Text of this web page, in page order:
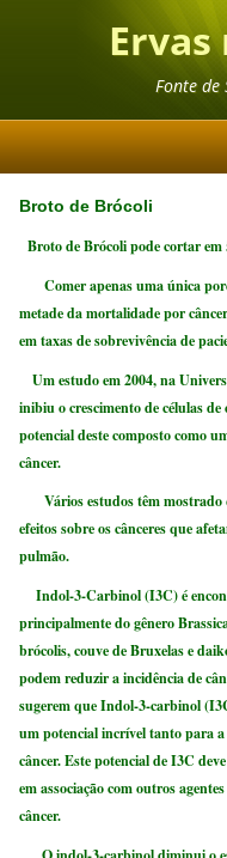
Fonte de
Broto de Brócoli
Broto de Brócoli pode cortar
Comer apenas uma única
metade da mortalidade por
em taxas de sobrevivência de
Um estudo em 2004, na
inibiu o crescimento de células
potencial deste composto como
câncer.
Vários estudos têm mostrado
efeitos sobre os cânceres que
pulmão.
Indol-3-Carbinol (I3C) é
principalmente do gênero
brócolis, couve de Bruxelas e
podem reduzir a incidência de
sugerem que Indol-3-carbinol
um potencial incrível tanto para
câncer. Este potencial de I3C
em associação com outros
câncer.